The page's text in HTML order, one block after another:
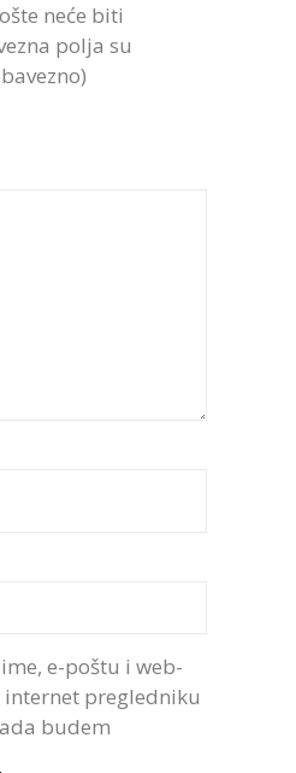
neće biti
polja su
e-poštu i web-
pregledniku
budem